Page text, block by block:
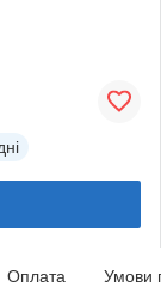
Оплата Умови